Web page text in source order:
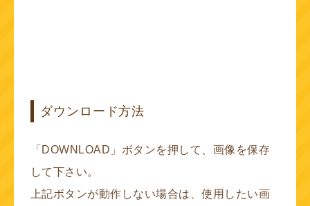
ダウンロード方法
「DOWNLOAD」ボタンを押して、画像を保存
して下さい。
上記ボタンが動作しない場合は、使用したい画